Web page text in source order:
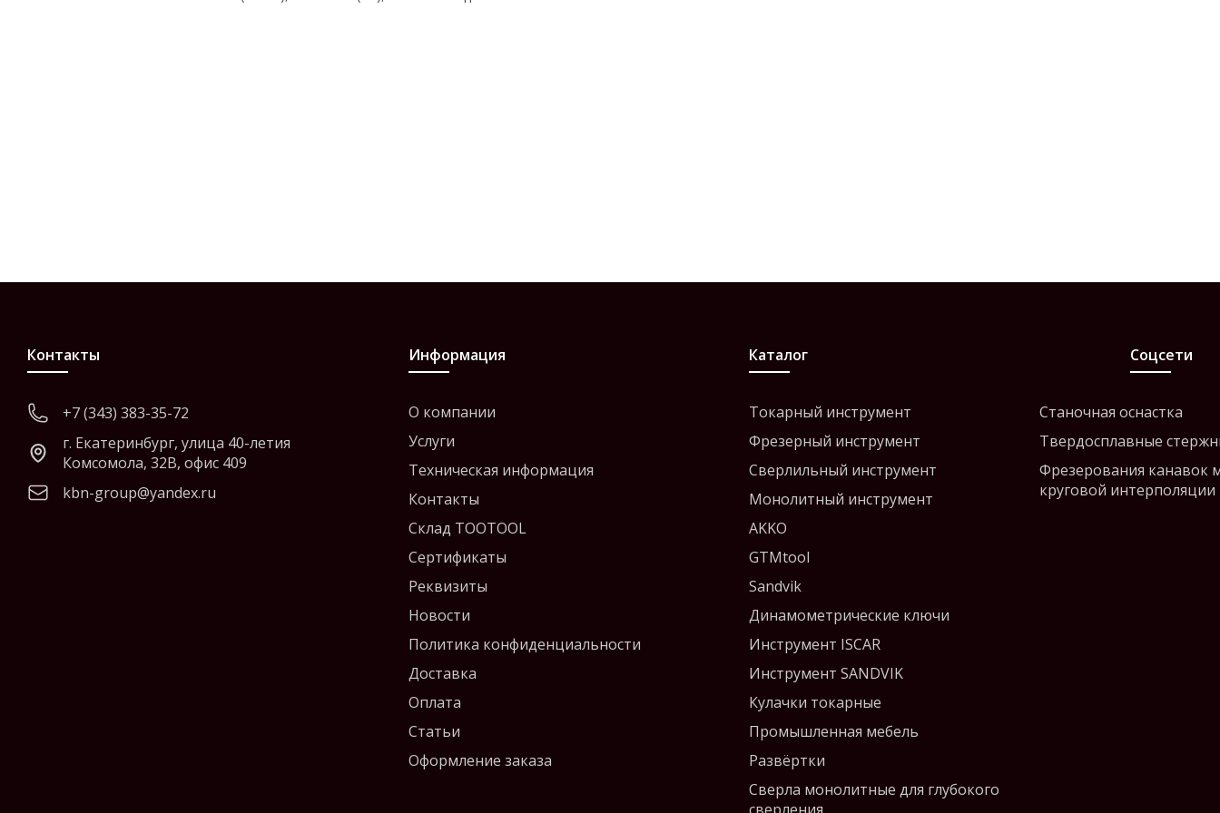
Контакты
+7 (343) 383-35-72
г. Екатеринбург, улица 40-летия
Комсомола, 32В, офис 409
kbn-group@yandex.ru
Информация
О компании
Услуги
Техническая информация
Контакты
Склад TOOTOOL
Сертификаты
Реквизиты
Новости
Политика конфиденциальности
Доставка
Оплата
Статьи
Оформление заказа
Каталог
Токарный инструмент
Фрезерный инструмент
Сверлильный инструмент
Монолитный инструмент
AKKO
GTMtool
Sandvik
Динамометрические ключи
Инструмент ISCAR
Инструмент SANDVIK
Кулачки токарные
Промышленная мебель
Развёртки
Сверла монолитные для глубокого
Станочная оснастка
Твердосплавные
Фрезерования канавок
круговой интерполяции
Соцсети